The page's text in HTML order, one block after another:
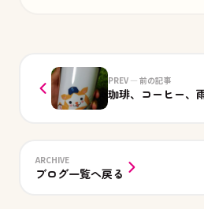
PREV — 前の記事
珈琲、コーヒー、
ARCHIVE
ブログ一覧へ戻る